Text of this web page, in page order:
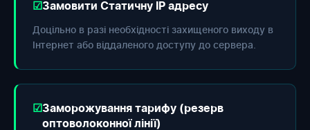
Замовити Статичну IP адресу
Доцільно в разі необхідності захищеного виходу в
Інтернет або віддаленого доступу до сервера.
Заморожування тарифу (резерв
оптоволоконної лінії)